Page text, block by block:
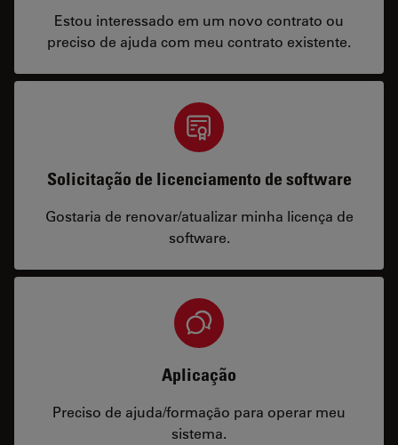
Estou interessado em um novo contrato ou
preciso de ajuda com meu contrato existente.
Solicitação de licenciamento de software
Gostaria de renovar/atualizar minha licença de
software.
Aplicação
Preciso de ajuda/formação para operar meu
sistema.